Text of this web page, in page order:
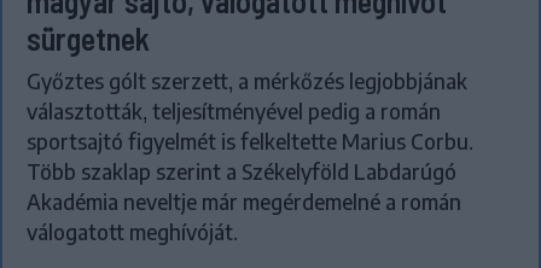
sürgetnek
Győztes gólt szerzett, a mérkőzés legjobbjának
választották, teljesítményével pedig a román
sportsajtó figyelmét is felkeltette Marius Corbu.
Több szaklap szerint a Székelyföld Labdarúgó
Akadémia neveltje már megérdemelné a román
válogatott meghívóját.